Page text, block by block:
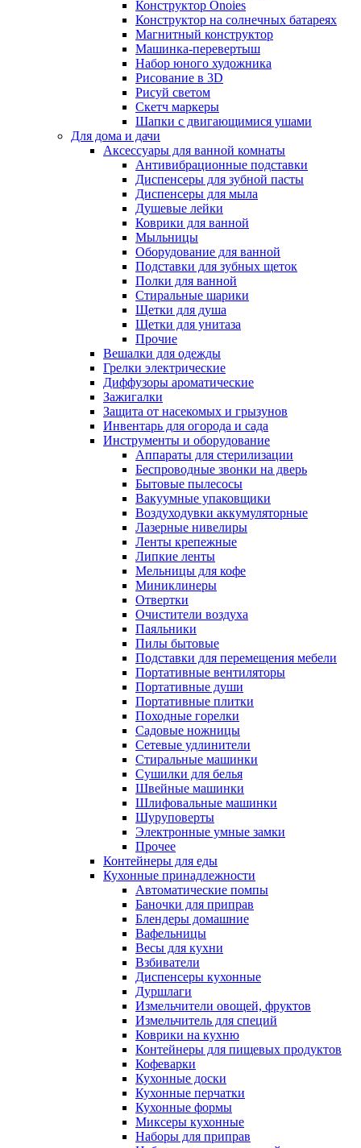
Конструктор Onoies
Конструктор на солнечных батареях
Магнитный конструктор
Машинка-перевертыш
Набор юного художника
Рисование в 3D
Рисуй светом
Скетч маркеры
Шапки с двигающимися ушами
Для дома и дачи
Аксессуары для ванной комнаты
Антивибрационные подставки
Диспенсеры для зубной пасты
Диспенсеры для мыла
Душевые лейки
Коврики для ванной
Мыльницы
Оборудование для ванной
Подставки для зубных щеток
Полки для ванной
Стиральные шарики
Щетки для душа
Щетки для унитаза
Прочие
Вешалки для одежды
Грелки электрические
Диффузоры ароматические
Зажигалки
Защита от насекомых и грызунов
Инвентарь для огорода и сада
Инструменты и оборудование
Аппараты для стерилизации
Беспроводные звонки на дверь
Бытовые пылесосы
Вакуумные упаковщики
Воздуходувки аккумуляторные
Лазерные нивелиры
Ленты крепежные
Липкие ленты
Мельницы для кофе
Миниклинеры
Отвертки
Очистители воздуха
Паяльники
Пилы бытовые
Подставки для перемещения мебели
Портативные вентиляторы
Портативные души
Портативные плитки
Походные горелки
Садовые ножницы
Сетевые удлинители
Стиральные машинки
Сушилки для белья
Швейные машинки
Шлифовальные машинки
Шуруповерты
Электронные умные замки
Прочее
Контейнеры для еды
Кухонные принадлежности
Автоматические помпы
Баночки для приправ
Блендеры домашние
Вафельницы
Весы для кухни
Взбиватели
Диспенсеры кухонные
Дуршлаги
Измельчители овощей, фруктов
Измельчитель для специй
Коврики на кухню
Контейнеры для пищевых продуктов
Кофеварки
Кухонные доски
Кухонные перчатки
Кухонные формы
Миксеры кухонные
Наборы для приправ